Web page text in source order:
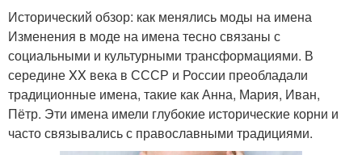
Исторический обзор: как менялись моды на имена
Изменения в моде на имена тесно связаны с
социальными и культурными трансформациями. В
середине XX века в СССР и России преобладали
традиционные имена, такие как Анна, Мария, Иван,
Пётр. Эти имена имели глубокие исторические корни и
часто связывались с православными традициями.